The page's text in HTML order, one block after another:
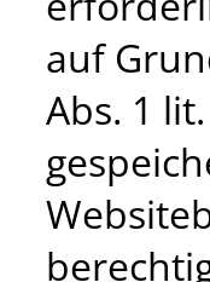
auf
Abs. 1